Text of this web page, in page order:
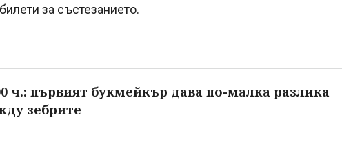
за състезанието.
ч.: първият букмейкър дава по-малка разлика
зебрите